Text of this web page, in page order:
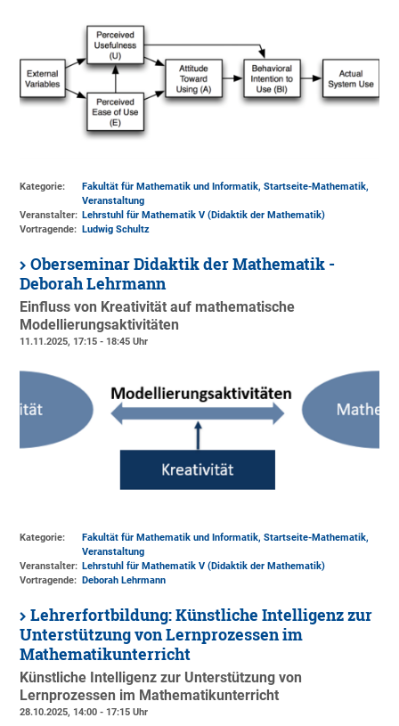
Kategorie:
Fakultät für Mathematik und Informatik, Startseite-Mathematik,
Veranstaltung
Veranstalter: Lehrstuhl für Mathematik V (Didaktik der Mathematik)
Vortragende: Ludwig Schultz
Oberseminar Didaktik der Mathematik -
Deborah Lehrmann
Einfluss von Kreativität auf mathematische
Modellierungsaktivitäten
11.11.2025, 17:15 - 18:45 Uhr
Kategorie:
Fakultät für Mathematik und Informatik, Startseite-Mathematik,
Veranstaltung
Veranstalter: Lehrstuhl für Mathematik V (Didaktik der Mathematik)
Vortragende: Deborah Lehrmann
Lehrerfortbildung: Künstliche Intelligenz zur
Unterstützung von Lernprozessen im
Mathematikunterricht
Künstliche Intelligenz zur Unterstützung von
Lernprozessen im Mathematikunterricht
28.10.2025, 14:00 - 17:15 Uhr